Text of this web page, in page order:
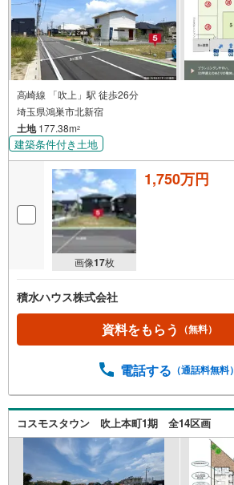
高崎線 「吹上」駅 徒歩26分
埼玉県鴻巣市北新宿
土地177.38m2
建築条件付き土地
画像17枚
1,750万円
積水ハウス株式会社
資料をもらう （無料）
電話する （通話料無料）
コスモスタウン 吹上本町1期 全14区画